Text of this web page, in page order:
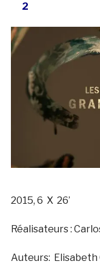
2
2015, 6 X 26’
Réalisateurs :
Auteurs: Elisabeth